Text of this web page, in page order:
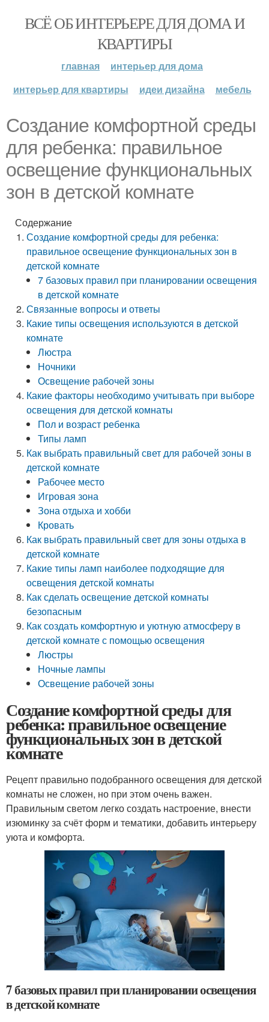
ВСЁ ОБ ИНТЕРЬЕРЕ ДЛЯ ДОМА И
КВАРТИРЫ
главная
интерьер для дома
интерьер для квартиры
идеи дизайна мебель
Создание комфортной среды
для ребенка: правильное
освещение функциональных
зон в детской комнате
Содержание
Создание комфортной среды для ребенка:
правильное освещение функциональных зон в
детской комнате
7 базовых правил при планировании освещения
в детской комнате
Связанные вопросы и ответы
Какие типы освещения используются в детской
комнате
Люстра
Ночники
Освещение рабочей зоны
Какие факторы необходимо учитывать при выборе
освещения для детской комнаты
Пол и возраст ребенка
Типы ламп
Как выбрать правильный свет для рабочей зоны в
детской комнате
Рабочее место
Игровая зона
Зона отдыха и хобби
Кровать
Как выбрать правильный свет для зоны отдыха в
детской комнате
Какие типы ламп наиболее подходящие для
освещения детской комнаты
Как сделать освещение детской комнаты
безопасным
Как создать комфортную и уютную атмосферу в
детской комнате с помощью освещения
Люстры
Ночные лампы
Освещение рабочей зоны
Создание комфортной среды для
ребенка: правильное освещение
функциональных зон в детской
комнате
Рецепт правильно подобранного освещения для детской
комнаты не сложен, но при этом очень важен.
Правильным светом легко создать настроение, внести
изюминку за счёт форм и тематики, добавить интерьеру
уюта и комфорта.
7 базовых правил при планировании освещения
в детской комнате